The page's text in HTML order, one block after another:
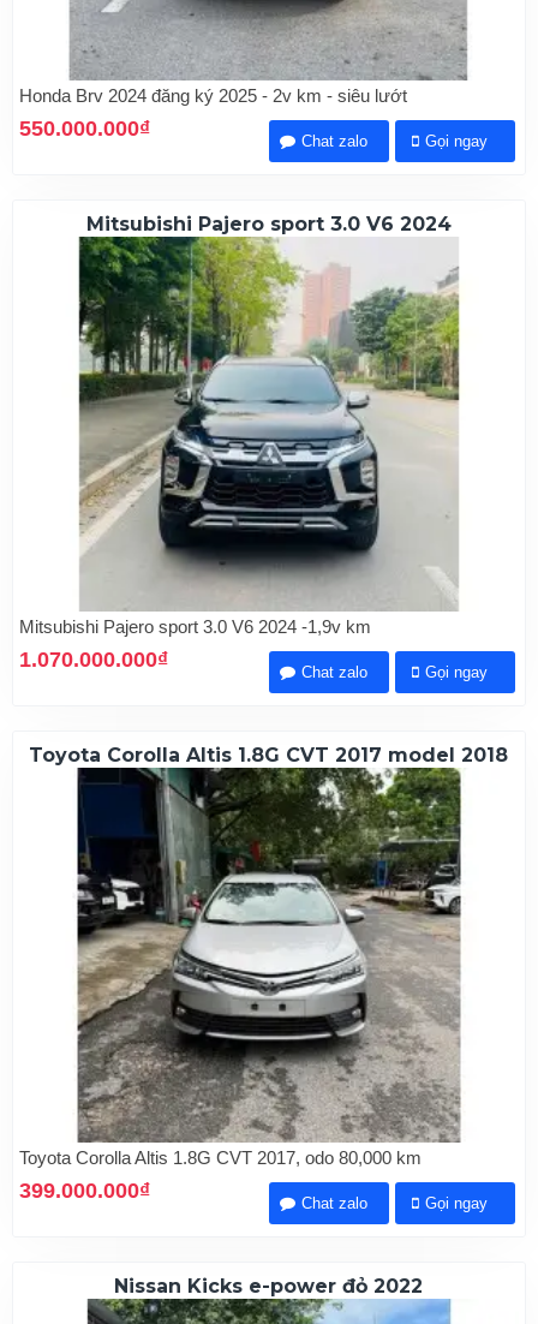
Honda Brv 2024 đăng ký 2025 - 2v km - siêu lướt
550.000.000₫
Chat zalo Gọi ngay
Mitsubishi Pajero sport 3.0 V6 2024
Mitsubishi Pajero sport 3.0 V6 2024 -1,9v km
1.070.000.000₫
Chat zalo Gọi ngay
Toyota Corolla Altis 1.8G CVT 2017 model 2018
Toyota Corolla Altis 1.8G CVT 2017, odo 80,000 km
399.000.000₫
Chat zalo Gọi ngay
Nissan Kicks e-power đỏ 2022